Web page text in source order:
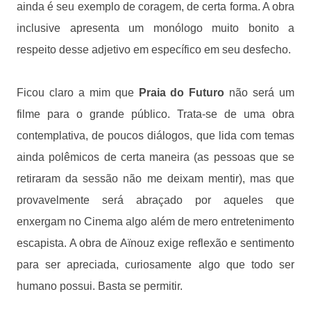
ainda é seu exemplo de coragem, de certa forma. A obra
inclusive apresenta um monólogo muito bonito a
respeito desse adjetivo em específico em seu desfecho.
Ficou claro a mim que Praia do Futuro não será um
filme para o grande público. Trata-se de uma obra
contemplativa, de poucos diálogos, que lida com temas
ainda polêmicos de certa maneira (as pessoas que se
retiraram da sessão não me deixam mentir), mas que
provavelmente será abraçado por aqueles que
enxergam no Cinema algo além de mero entretenimento
escapista. A obra de Aïnouz exige reflexão e sentimento
para ser apreciada, curiosamente algo que todo ser
humano possui. Basta se permitir.